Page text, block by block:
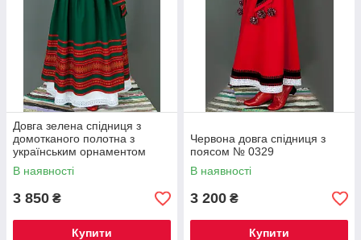
Довга зелена спідниця з
домотканого полотна з
українським орнаментом
№0330
В наявності
3 850 ₴
Купити
Червона довга спідниця з
поясом № 0329
В наявності
3 200 ₴
Купити